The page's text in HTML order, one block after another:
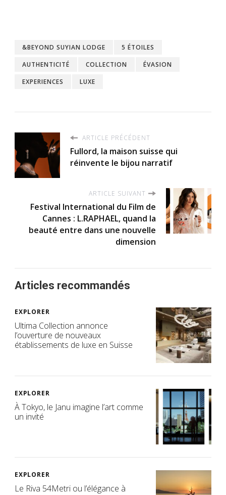
&BEYOND SUYIAN LODGE
5 ÉTOILES
AUTHENTICITÉ
COLLECTION
ÉVASION
EXPERIENCES
LUXE
ARTICLE PRÉCÉDENT
Fullord, la maison suisse qui
réinvente le bijou narratif
ARTICLE SUIVANT
Festival International du Film de
Cannes : L.RAPHAEL, quand la
beauté entre dans une nouvelle
dimension
Articles recommandés
EXPLORER
Ultima Collection annonce
l’ouverture de nouveaux
établissements de luxe en Suisse
EXPLORER
À Tokyo, le Janu imagine l’art comme
un invité
EXPLORER
Le Riva 54Metri ou l’élégance à